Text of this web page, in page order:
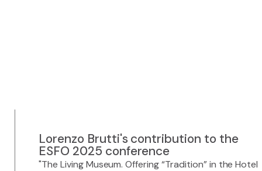
Lorenzo Brutti's contribution to the
ESFO 2025 conference
"The Living Museum. Offering “Tradition” in the Hotel